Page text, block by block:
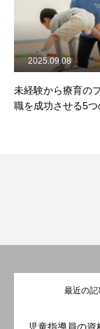
未経験から療育の
職を成功させる5
2025.09.08
最近の記
児童指導員の